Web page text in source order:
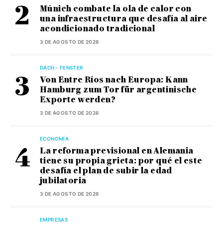
Múnich combate la ola de calor con
una infraestructura que desafía al aire
acondicionado tradicional
3 DE AGOSTO DE 2026
DACH - FENSTER
Von Entre Ríos nach Europa: Kann
Hamburg zum Tor für argentinische
Exporte werden?
3 DE AGOSTO DE 2026
ECONOMÍA
La reforma previsional en Alemania
tiene su propia grieta: por qué el este
desafía el plan de subir la edad
jubilatoria
3 DE AGOSTO DE 2026
EMPRESAS